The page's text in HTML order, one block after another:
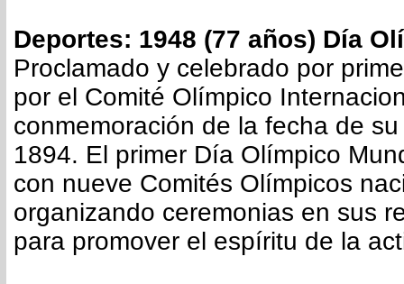
Deportes: 1948 (77 años) Día
Proclamado y celebrado por
por el Comité Olímpico
conmemoración de la fecha de
1894. El primer Día Olímpico
con nueve Comités Olímpicos
organizando ceremonias en sus
para promover el espíritu de la